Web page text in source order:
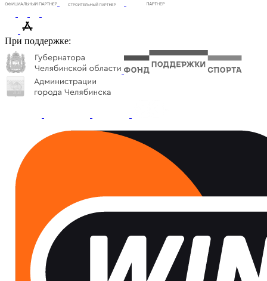
При поддержке: